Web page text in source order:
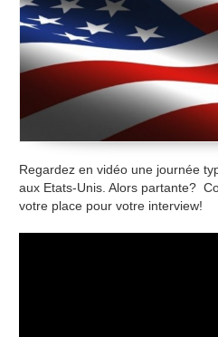
Regardez en vidéo une journée
aux Etats-Unis. Alors partante?
votre place pour votre interview!